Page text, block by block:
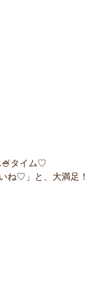
🍧タイム♡
ね♡」と、大満足！